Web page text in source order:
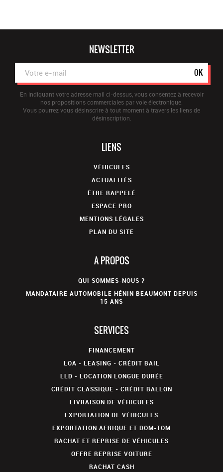
NEWSLETTER
OK
En indiquant votre adresse mail ci-dessus, vous consentez à recevoir
nos propositions commerciales par voie électronique.
Vous pourrez vous désinscrire à tout moment à travers les liens de
désinscription.
LIENS
VÉHICULES
ACTUALITÉS
ÊTRE RAPPELÉ
ESPACE PRO
MENTIONS LÉGALES
PLAN DU SITE
A PROPOS
QUI SOMMES-NOUS ?
MANDATAIRE AUTOMOBILE HÉNIN BEAUMONT DEPUIS
15 ANS
SERVICES
FINANCEMENT
LOA - LEASING - CRÉDIT BAIL
LLD - LOCATION LONGUE DURÉE
CRÉDIT CLASSIQUE - CRÉDIT BALLON
LIVRAISON DE VÉHICULES
EXPORTATION DE VÉHICULES
EXPORTATION AFRIQUE ET DOM-TOM
RACHAT ET REPRISE DE VÉHICULES
OFFRE REPRISE VOITURE
RACHAT CASH